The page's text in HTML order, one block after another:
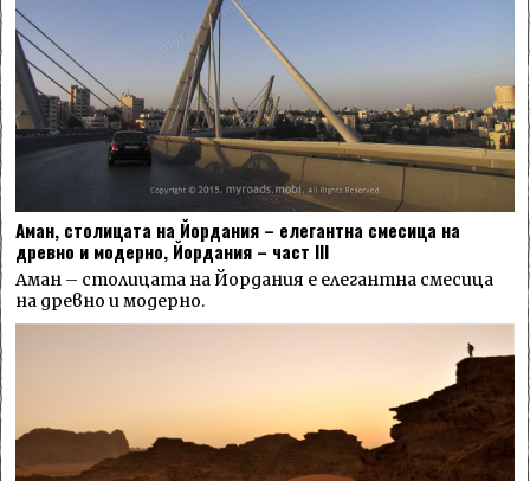
Аман, столицата на Йордания – елегантна смесица на
древно и модерно, Йордания – част III
Аман – столицата на Йордания е елегантна смесица
на древно и модерно.